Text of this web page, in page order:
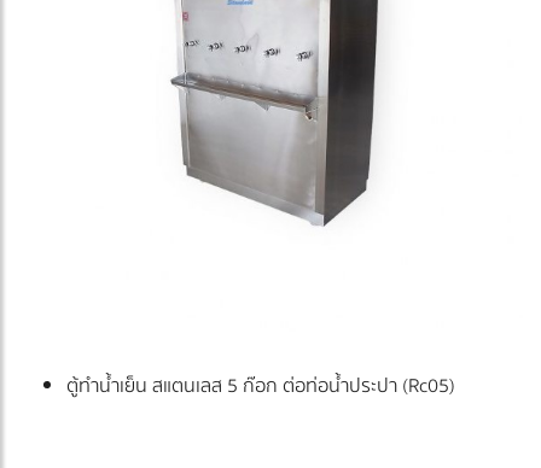
ตู้ทำน้ำเย็น สแตนเลส 5 ก๊อก ต่อท่อน้ำประปา (Rc05)